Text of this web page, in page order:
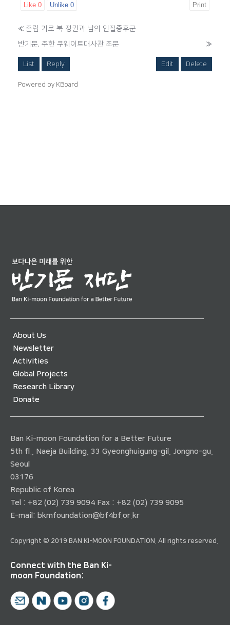
Like 0 Unlike 0 Print
« 존립 기로 북 정권과 남의 인질증후군
반기문, 주한 쿠웨이트대사관 조문
»
List Reply Edit Delete
Powered by KBoard
About Us
Newsletter
Activities
Global Projects
Research Library
Donate
Ban Ki-moon Foundation for a Better Future
5th fl., Naeja Building, 33 Gyeonghuigung-gil, Jongno-gu,
Seoul
03176
Republic of Korea
Tel : +82 (02) 739 9094 Fax : +82 (02) 739 9095
E-mail: bkmfoundation@bf4bf.or.kr
Copyright © 2019 BAN KI-MOON FOUNDATION. All rights reserved.
Connect with the Ban Ki-
moon Foundation: